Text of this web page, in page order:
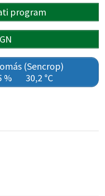
program
(Sencrop)
% 30,2 °C